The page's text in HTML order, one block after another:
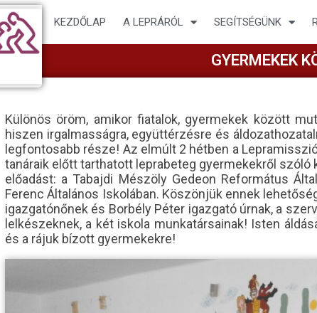
KEZDŐLAP A LEPRÁRÓL SEGÍTSÉGÜNK
GYERMEKEK
Különös öröm, amikor fiatalok, gyermekek között
hiszen irgalmasságra, együttérzésre és
legfontosabb része! Az elmúlt 2 hétben a
tanáraik előtt tarthatott leprabeteg gyermekekről szóló
előadást: a Tabajdi Mészöly Gedeon Református
Ferenc Általános Iskolában. Köszönjük ennek
igazgatónőnek és Borbély Péter igazgató úrnak, a
lelkészeknek, a két iskola munkatársainak! Isten
és a rájuk bízott gyermekekre!